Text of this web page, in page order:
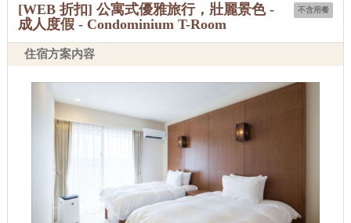
不含用餐
[WEB 折扣] 公寓式優雅旅行，壯麗景色 -
成人度假 - Condominium T-Room
住宿方案内容